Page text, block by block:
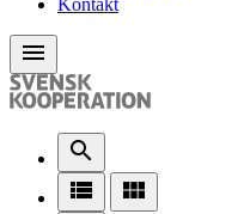
Kontakt
menu
search
view_list
view_module